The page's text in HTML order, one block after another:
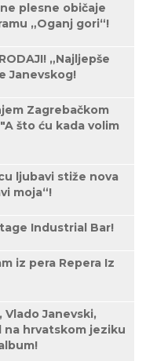
plesne običaje
„Oganj gori“!
„Najljepše
Janevskog!
Zagrebačkom
što ću kada volim
ljubavi stiže nova
moja“!
Industrial Bar!
iz pera Repera Iz
Janevski,
hrvatskom jeziku